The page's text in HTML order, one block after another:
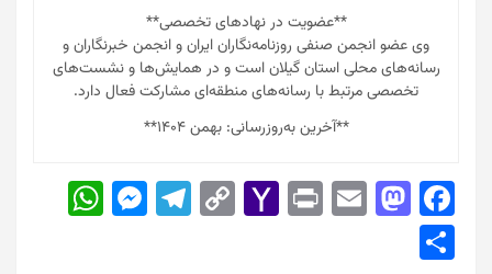
**عضویت در نهادهای تخصصی**
وی عضو انجمن صنفی روزنامه‌نگاران ایران و انجمن خبرنگاران و
رسانه‌های محلی استان گیلان است و در همایش‌ها و نشست‌های
تخصصی مرتبط با رسانه‌های منطقه‌ای مشارکت فعال دارد.
**آخرین به‌روزرسانی: بهمن ۱۴۰۴**
F
a
M
a
E
m
Pr
in
Y
a
C
o
T
el
M
e